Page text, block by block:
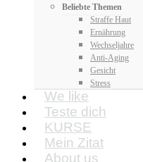
Beliebte Themen
Straffe Haut
Ernährung
Wechseljahre
Anti-Aging
Gesicht
Stress
We like
Teste dich
KURSE
Mein Zitat
About us